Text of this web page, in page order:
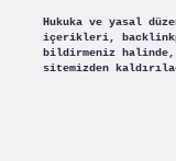
Hukuka ve yasal
içerikleri,
bildirmeniz
sitemizden